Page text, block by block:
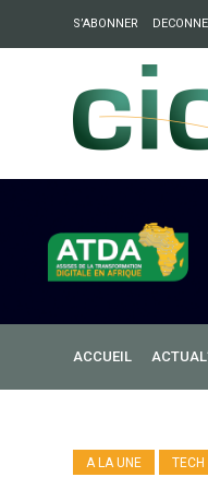
S’ABONNER
: Partech Shaker
ACCUEIL
A LA UNE TECH